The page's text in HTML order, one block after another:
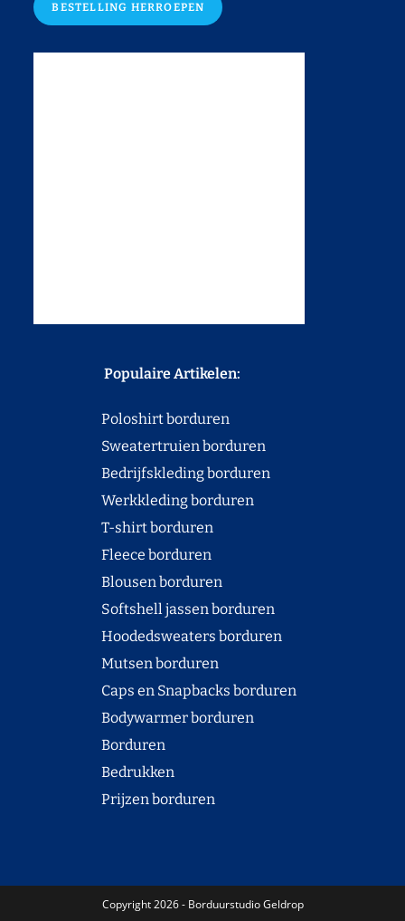
BESTELLING HERROEPEN
Populaire Artikelen:
Poloshirt borduren
Sweatertruien borduren
Bedrijfskleding borduren
Werkkleding borduren
T-shirt borduren
Fleece borduren
Blousen borduren
Softshell jassen borduren
Hoodedsweaters borduren
Mutsen borduren
Caps en Snapbacks borduren
Bodywarmer borduren
Borduren
Bedrukken
Prijzen borduren
Copyright 2026 - Borduurstudio Geldrop